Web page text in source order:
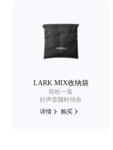
LARK MIX收纳袋
轻松一装
好声音随时待命
详情
购买